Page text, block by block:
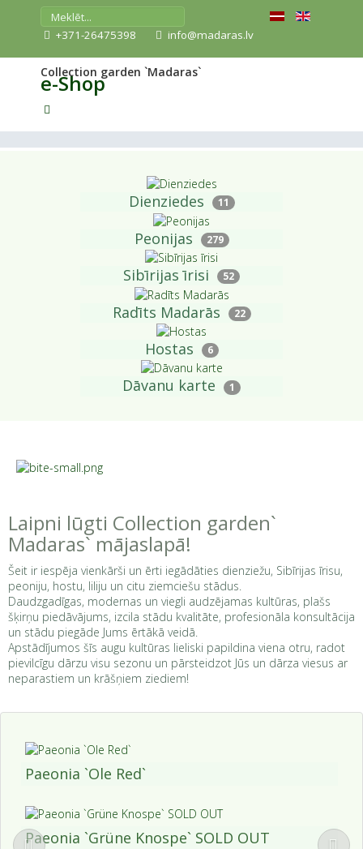
+371-26475398 info@madaras.lv
e-Shop
Collection garden `Madaras`
Dienziedes 11
Peonijas 279
Sibīrijas īrisi 52
Radīts Madarās 22
Hostas 6
Dāvanu karte 1
Laipni lūgti Collection garden`
Madaras` mājaslapā!
Šeit ir iespēja vienkārši un ērti iegādāties dienziežu, Sibīrijas īrisu,
peoniju, hostu, liliju un citu ziemciešu stādus.
Daudzgadīgas, modernas un viegli audzējamas kultūras, plašs
šķirņu piedāvājums, izcila stādu kvalitāte, profesionāla konsultācija
un stādu piegāde Jums ērtākā veidā.
Apstādījumos šīs augu kultūras lieliski papildina viena otru, radot
pievilcīgu dārzu visu sezonu un pārsteidzot Jūs un dārza viesus ar
neparastiem un krāšņiem ziediem!
Paeonia `Ole Red`
Paeonia `Grüne Knospe` SOLD OUT